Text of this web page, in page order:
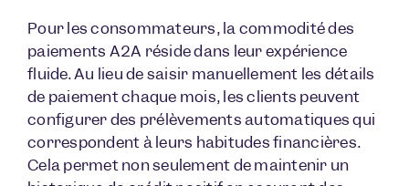
Pour les consommateurs, la commodité des
paiements A2A réside dans leur expérience
fluide. Au lieu de saisir manuellement les détails
de paiement chaque mois, les clients peuvent
configurer des prélèvements automatiques qui
correspondent à leurs habitudes financières.
Cela permet non seulement de maintenir un